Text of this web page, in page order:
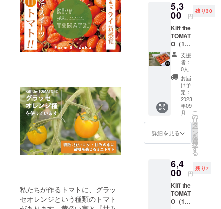
私たちが作るトマトに、グラッ
セオレンジという種類のトマト
チルド
品のた
め、要
冷蔵保
管品と
なりま
す。
みの価
格で
す） 北
海道
産 生
産者の
ファー
ム雫よ
り収穫
でき次
第随時
直送い
たしま
す。 賞
味期限
はお届
けから
り傷み
が早い
ためで
きるだ
け早く
お召し
5,3
00 円
残り30
Kiff the
TOMAT
O（16
粒入）
2箱
（送
料、消
費税込
みの価
格で
す） 北
海道
産 生
産者の
ファー
ム雫よ
でき次
第随時
直送い
たしま
す。 賞
味期限
支援
者：
0人
お届
け予
定：
2023
年09
月
詳細を見る
こ
の
リ
タ
ー
ン
を
選
択
す
る
6,4
00 円
残り7
Kiff the
TOMAT
O（16